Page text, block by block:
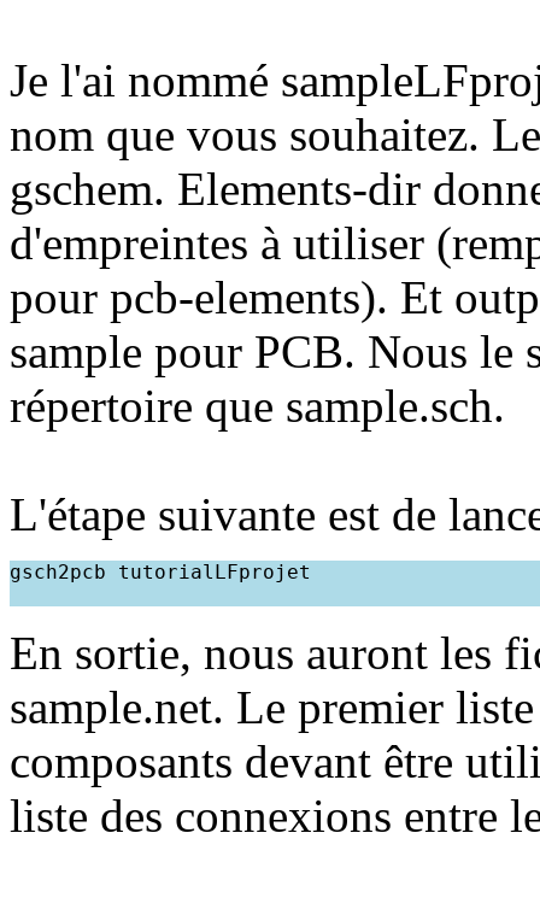
Je l'ai nommé
nom que vous souhaitez.
gschem. Elements-dir
d'empreintes à utiliser
pour pcb-elements). Et
sample pour PCB. Nous le
répertoire que sample.sch.
L'étape suivante est de
gsch2pcb tutorialLFprojet
En sortie, nous auront les
sample.net. Le premier
composants devant être
liste des connexions entre